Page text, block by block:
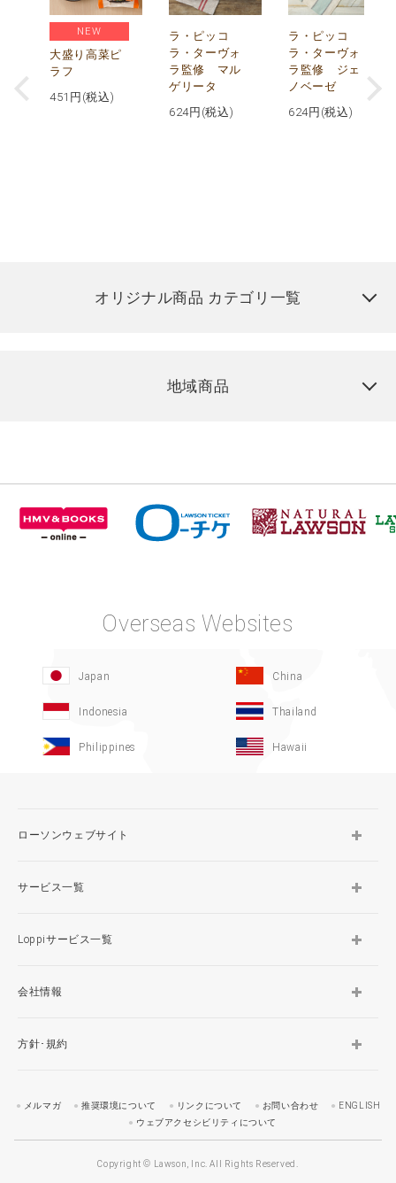
NEW
大盛り高菜ピ
ラフ
451 円(税込)
ラ・ピッコ
ラ・ターヴォ
ラ監修 マル
ゲリータ
624円(税込)
ラ・ピッコ
ラ・ターヴォ
ラ監修 ジェ
ノベーゼ
624円(税込)
オリジナル商品 カテゴリ一覧
地域商品
Overseas Websites
Japan China
Indonesia Thailand
Philippines Hawaii
ローソンウェブサイト
サービス一覧
Loppiサービス一覧
会社情報
方針･規約
メルマガ 推奨環境について リンクについて お問い合わせ
ENGLISH
ウェブアクセシビリティについて
Copyright © Lawson, Inc. All Rights Reserved.